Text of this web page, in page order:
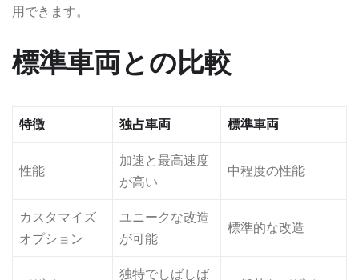
用できます。
標準車両との比較
特徴 独占車両 標準車両
性能
加速と最高速度
が高い
中程度の性能
カスタマイズ
オプション
ユニークな改造
が可能
標準的な改造
独特でしばしば